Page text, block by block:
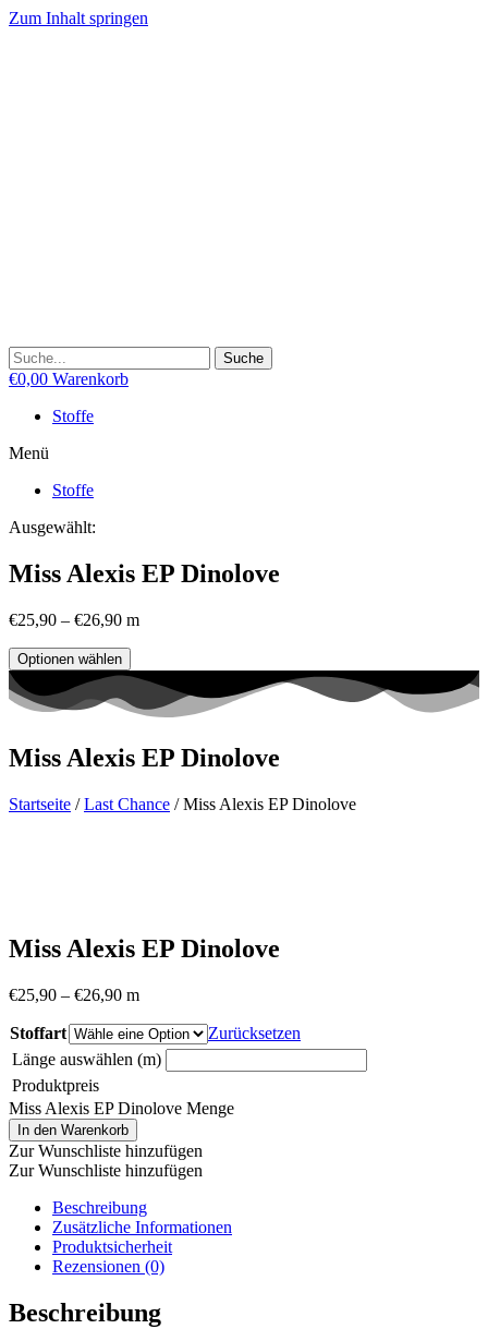
Zum Inhalt springen
Suche
€0,00 Warenkorb
Stoffe
Menü
Stoffe
Ausgewählt:
Miss Alexis EP Dinolove
€25,90 – €26,90 m
Optionen wählen
Miss Alexis EP Dinolove
Startseite /Last Chance / Miss Alexis EP Dinolove
Miss Alexis EP Dinolove
€25,90 – €26,90 m
Stoffart
Zurücksetzen
Länge auswählen (m)
Produktpreis
Miss Alexis EP Dinolove Menge
In den Warenkorb
Zur Wunschliste hinzufügen
Zur Wunschliste hinzufügen
Beschreibung
Zusätzliche Informationen
Produktsicherheit
Rezensionen (0)
Beschreibung